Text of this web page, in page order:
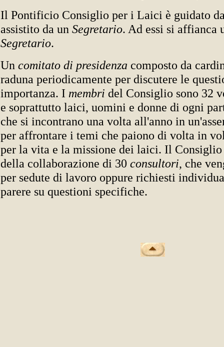
Il Pontificio Consiglio per i Laici è guidato
assistito da un Segretario. Ad essi si affianca
Segretario.
Un comitato di presidenza composto da
raduna periodicamente per discutere le
importanza. I membri del Consiglio sono 32
e soprattutto laici, uomini e donne di ogni
che si incontrano una volta all'anno in
per affrontare i temi che paiono di volta in
per la vita e la missione dei laici. Il Consiglio
della collaborazione di 30 consultori, che
per sedute di lavoro oppure richiesti
parere su questioni specifiche.